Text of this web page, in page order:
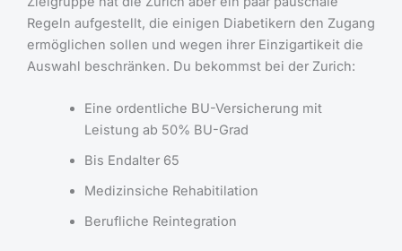
Regeln aufgestellt, die einigen Diabetikern den Zugang
ermöglichen sollen und wegen ihrer Einzigartikeit die
Auswahl beschränken. Du bekommst bei der Zurich:
Eine ordentliche BU-Versicherung mit
Leistung ab 50% BU-Grad
Bis Endalter 65
Medizinsiche Rehabitilation
Berufliche Reintegration